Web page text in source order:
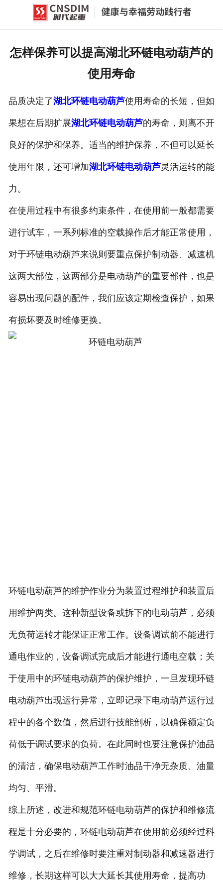
网站首页
企业文化
联系我们
怎样保养可以提高湖北环链电动葫芦的
使用寿命
品质决定了湖北环链电动葫芦使用寿命的长短，但如
果想在后期扩展湖北环链电动葫芦的寿命，则离不开
良好的保护和保养。适当的维护保养，不但可以延长
使用年限，还可增加湖北环链电动葫芦灵活运转的能
力。
在使用过程中有很多约束条件，在使用前一般都需要
进行试车，一系列标准的空载操作后才能正常使用，
对于环链电动葫芦来说则要重点保护制动器、减速机
这两大部位，这两部分是电动葫芦的重要部件，也是
容易出现问题的配件，我们应该定期检查保护，如果
有损坏要及时维修更换。
环链电动葫芦的维护作业分为装置过程维护和装置后
用维护两类。这种新型设备或拆下的电动葫芦，必须
无负荷运转才能保证正常工作。设备调试前不能进行
通电作业的，设备调试完成后才能进行通电空载；关
于使用中的环链电动葫芦的保护维护，一旦发现环链
电动葫芦出现运行异常，立即记录下电动葫芦运行过
程中的各个数值，然后进行技能剖析，以确保额定负
荷低于调试要求的负荷。在此同时也要注意保护油品
的清洁，确保电动葫芦工作时油品干净无杂质、油量
均匀、平滑。
综上所述，改进和规范环链电动葫芦的保护和维修流
程是十分必要的，环链电动葫芦在使用前必须经过科
学调试，之后在维修时要注重对制动器和减速器进行
维修，长期这样可以大大延长其使用寿命，提高功